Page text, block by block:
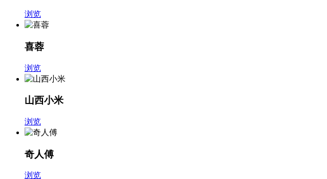
浏览
喜蓉
浏览
山西小米
浏览
奇人傅
浏览